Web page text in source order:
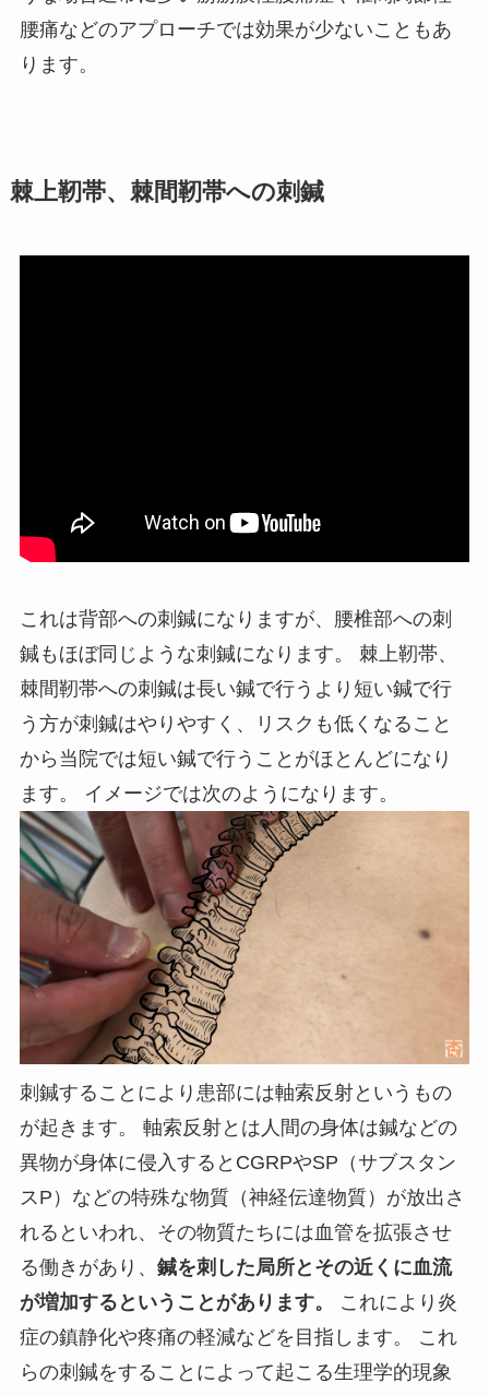
腰痛などのアプローチでは効果が少ないこともあ
ります。
棘上靭帯、棘間靭帯への刺鍼
これは背部への刺鍼になりますが、腰椎部への刺
鍼もほぼ同じような刺鍼になります。 棘上靭帯、
棘間靭帯への刺鍼は長い鍼で行うより短い鍼で行
う方が刺鍼はやりやすく、リスクも低くなること
から当院では短い鍼で行うことがほとんどになり
ます。 イメージでは次のようになります。
刺鍼することにより患部には軸索反射というもの
が起きます。 軸索反射とは人間の身体は鍼などの
異物が身体に侵入するとCGRPやSP（サブスタン
スP）などの特殊な物質（神経伝達物質）が放出さ
れるといわれ、その物質たちには血管を拡張させ
る働きがあり、 鍼を刺した局所とその近くに血流
が増加するということがあります。
これにより炎
症の鎮静化や疼痛の軽減などを目指します。 これ
らの刺鍼をすることによって起こる生理学的現象